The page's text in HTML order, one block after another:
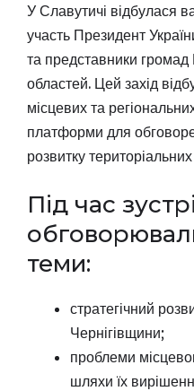
У Славутичі відбулася
участь Президент
та представники громад
областей. Цей захід
місцевих та
платформи для
розвитку
Під час
теми:
стратегічний
Чернігівщини;
проблеми
шляхи їх